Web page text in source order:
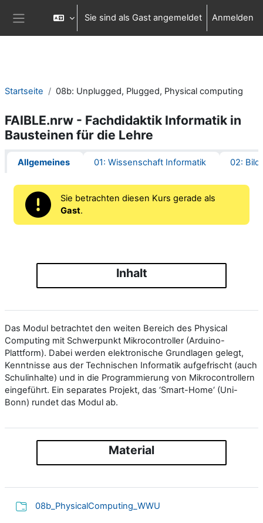
Website-Übersicht
Sie sind als Gast angemeldet Anmelden
Startseite 08b: Unplugged, Plugged, Physical computing
FAIBLE.nrw - Fachdidaktik Informatik in
Bausteinen für die Lehre
Abschnittsübersicht
Allgemeines 01: Wissenschaft Informatik 02:
Sie betrachten diesen Kurs gerade als
Gast.
Inhalt
Das Modul betrachtet den weiten Bereich des Physical
Computing mit Schwerpunkt Mikrocontroller (Arduino-
Plattform). Dabei werden elektronische Grundlagen gelegt,
Kenntnisse aus der Technischen Informatik aufgefrischt (auch
Schulinhalte) und in die Programmierung von Mikrocontrollern
eingeführt. Ein separates Projekt, das ‘Smart-Home‘ (Uni-
Bonn) rundet das Modul ab.
Material
08b_PhysicalComputing_WWU